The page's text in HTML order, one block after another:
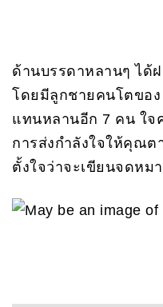
ด้านบรรดาหลานๆ ได้
โดยมีลูกชายคนโตขอ
แทนหลานอีก 7 คน ใ
การส่งกำลังใจให้คุณต
ตั้งใจว่าจะเขียนจดหม